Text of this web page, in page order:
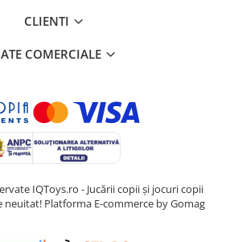
CLIENTI
COMERCIALE
IQToys.ro - Jucării copii și jocuri copii
neuitat! Platforma E-commerce by Gomag